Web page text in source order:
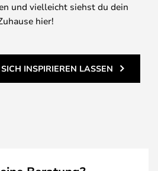
und vielleicht siehst du dein
hier!
INSPIRIEREN LASSEN